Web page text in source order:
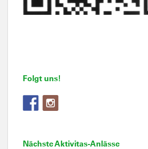
Folgt uns!
Nächste Aktivitas-Anlässe